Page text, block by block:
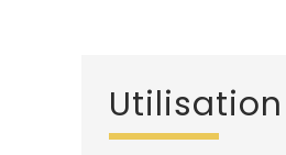
Utilisation